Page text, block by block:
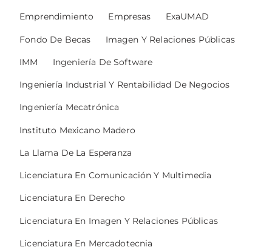
Emprendimiento Empresas ExaUMAD
Fondo De Becas Imagen Y Relaciones Públicas
IMM Ingeniería De Software
Ingeniería Industrial Y Rentabilidad De Negocios
Ingeniería Mecatrónica
Instituto Mexicano Madero
La Llama De La Esperanza
Licenciatura En Comunicación Y Multimedia
Licenciatura En Derecho
Licenciatura En Imagen Y Relaciones Públicas
Licenciatura En Mercadotecnia